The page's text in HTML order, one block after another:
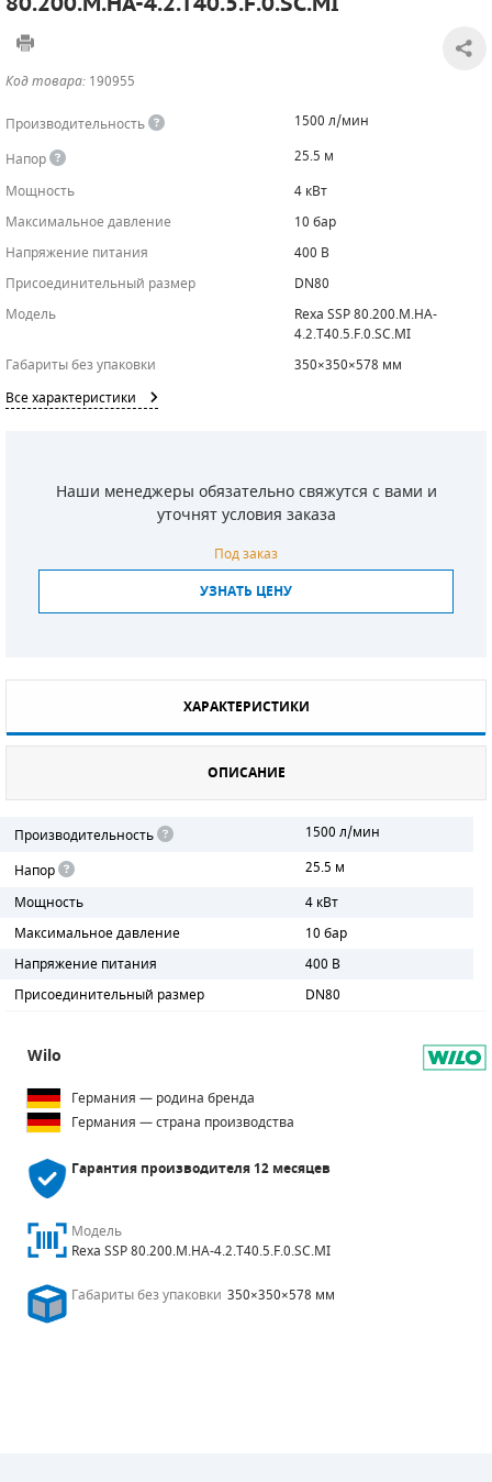
Код товара: 190955
Производительность
1500 л/мин
Напор
25.5 м
Мощность
4 кВт
Максимальное давление
10 бар
Напряжение питания
400 В
Присоединительный размер
DN80
Модель
Rexa SSP 80.200.M.HA-
4.2.T40.5.F.0.SC.MI
Габариты без упаковки
350×350×578 мм
Все характеристики
Наши менеджеры обязательно свяжутся с вами и
уточнят условия заказа
Под заказ
УЗНАТЬ ЦЕНУ
ХАРАКТЕРИСТИКИ
ОПИСАНИЕ
Производительность
1500 л/мин
Напор
25.5 м
Мощность
4 кВт
Максимальное давление
10 бар
Напряжение питания
400 В
Присоединительный размер
DN80
Wilo
Германия — родина бренда
Германия — страна производства
Гарантия производителя12 месяцев
Модель
Rexa SSP 80.200.M.HA-4.2.T40.5.F.0.SC.MI
Габариты без упаковки 350×350×578 мм
САДОВАЯ ТЕХНИКА
ЧИЛЛЕРЫ
КАНАЛИЗАЦИОННЫЕ НАСОСЫ
БЕНЗИНОВЫЕ МОТОПОМПЫ
ТАЛИ И ТЕЛЬФЕРЫ
ОСВЕТИТЕЛЬНЫЕ МАЧТЫ
КОНТРОЛЛЕРЫ (БЛОКИ УПРАВЛЕНИЯ)
ПРЕДОХРАНИТЕЛЬНЫЕ КЛАПАНЫ
ОБРАТНЫЕ КЛАПАНЫ
РЕЛЕ ДАВЛЕНИЯ ДЛЯ ДЛЯ КОМПРЕССОРОВ
КОНДЕНСАТООТВОДЧИКИ
СМЕННЫЕ ЭЛЕМЕНТЫ МАГИСТРАЛЬНЫХ
ДЛЯ АДСОРБЦИОННЫХ ОСУШИТЕЛЕЙ
ДИЗЕЛЬНЫЕ ДВИГАТЕЛИ
ФИЛЬТРЫ ТОПЛИВНЫЕ
МОТОРНОЕ МАСЛО
РАДИАТОРЫ
ДЕТАЛИ СПИРАЛЬНЫХ КОМПРЕССОРОВ
ДЕТАЛИ НАСОСНОЙ ЧАСТИ
ДЕТАЛИ ПОГРУЖНЫХ НАСОСОВ
ДЛЯ ВАКУУМНЫХ НАСОСОВ